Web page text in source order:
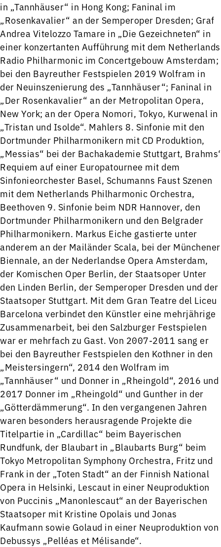
in „Tannhäuser“ in Hong Kong; Faninal im
„Rosenkavalier“ an der Semperoper Dresden; Graf
Andrea Vitelozzo Tamare in „Die Gezeichneten“ in
einer konzertanten Aufführung mit dem Netherlands
Radio Philharmonic im Concertgebouw Amsterdam;
bei den Bayreuther Festspielen 2019 Wolfram in
der Neuinszenierung des „Tannhäuser“; Faninal in
„Der Rosenkavalier“ an der Metropolitan Opera,
New York; an der Opera Nomori, Tokyo, Kurwenal in
„Tristan und Isolde“. Mahlers 8. Sinfonie mit den
Dortmunder Philharmonikern mit CD Produktion,
„Messias“ bei der Bachakademie Stuttgart, Brahms‘
Requiem auf einer Europatournee mit dem
Sinfonieorchester Basel, Schumanns Faust Szenen
mit dem Netherlands Philharmonic Orchestra,
Beethoven 9. Sinfonie beim NDR Hannover, den
Dortmunder Philharmonikern und den Belgrader
Philharmonikern. Markus Eiche gastierte unter
anderem an der Mailänder Scala, bei der Münchener
Biennale, an der Nederlandse Opera Amsterdam,
der Komischen Oper Berlin, der Staatsoper Unter
den Linden Berlin, der Semperoper Dresden und der
Staatsoper Stuttgart. Mit dem Gran Teatre del Liceu
Barcelona verbindet den Künstler eine mehrjährige
Zusammenarbeit, bei den Salzburger Festspielen
war er mehrfach zu Gast. Von 2007-2011 sang er
bei den Bayreuther Festspielen den Kothner in den
„Meistersingern“, 2014 den Wolfram im
„Tannhäuser“ und Donner in „Rheingold“, 2016 und
2017 Donner im „Rheingold“ und Gunther in der
„Götterdämmerung“. In den vergangenen Jahren
waren besonders herausragende Projekte die
Titelpartie in „Cardillac“ beim Bayerischen
Rundfunk, der Blaubart in „Blaubarts Burg“ beim
Tokyo Metropolitan Symphony Orchestra, Fritz und
Frank in der „Toten Stadt“ an der Finnish National
Opera in Helsinki, Lescaut in einer Neuproduktion
von Puccinis „Manonlescaut“ an der Bayerischen
Staatsoper mit Kristine Opolais und Jonas
Kaufmann sowie Golaud in einer Neuproduktion von
Debussys „Pelléas et Mélisande“.